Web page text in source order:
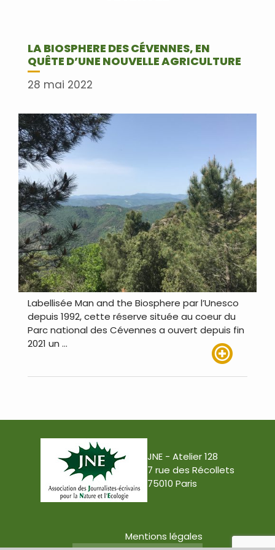
LA BIOSPHERE DES CÉVENNES, EN
QUÊTE D’UNE NOUVELLE AGRICULTURE
28 mai 2022
Labellisée Man and the Biosphere par l’Unesco
depuis 1992, cette réserve située au coeur du
Parc national des Cévennes a ouvert depuis fin
2021 un …
JNE - Atelier 128
7 rue des Récollets
75010 Paris
Mentions légales